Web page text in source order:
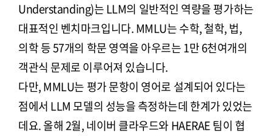
Understanding)는 LLM의 일반적인 역량을 평가하는
대표적인 벤치마크입니다. MMLU는 수학, 철학, 법,
의학 등 57개의 학문 영역을 아우르는 1만 6천여개의
객관식 문제로 이루어져 있습니다.
다만, MMLU는 평가 문항이 영어로 설계되어 있다는
점에서 LLM 모델의 성능을 측정하는데 한계가 있었는
데요. 올해 2월, 네이버 클라우드와 HAERAE 팀이 협